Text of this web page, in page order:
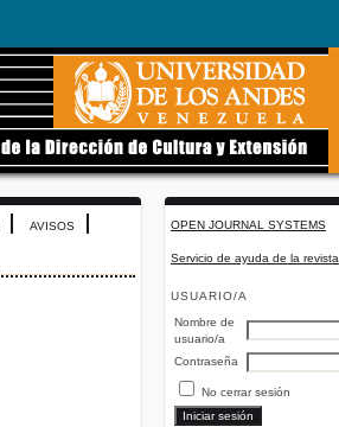
OPEN JOURNAL SYSTEMS
Servicio de ayuda de la revista
USUARIO/A
Nombre de
usuario/a
Contraseña
No cerrar sesión
AVISOS